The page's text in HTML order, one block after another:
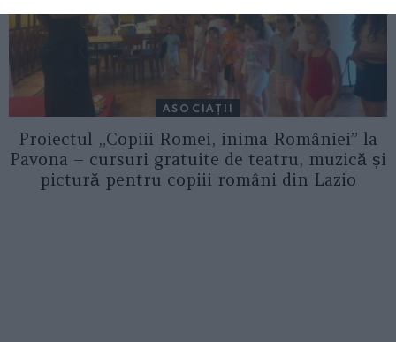
ASOCIAŢII
Proiectul „Copiii Romei, inima României” la
Pavona – cursuri gratuite de teatru, muzică și
pictură pentru copiii români din Lazio